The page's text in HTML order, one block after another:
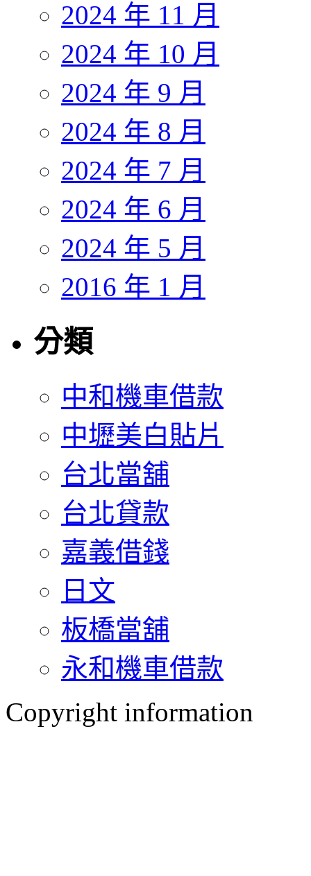
2024 年 11 月
2024 年 10 月
2024 年 9 月
2024 年 8 月
2024 年 7 月
2024 年 6 月
2024 年 5 月
2016 年 1 月
分類
中和機車借款
中壢美白貼片
台北當舖
台北貸款
嘉義借錢
日文
板橋當舖
永和機車借款
Copyright information